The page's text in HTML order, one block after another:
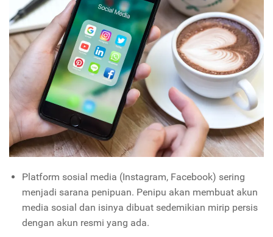
Platform sosial media (Instagram, Facebook) sering
menjadi sarana penipuan. Penipu akan membuat akun
media sosial dan isinya dibuat sedemikian mirip persis
dengan akun resmi yang ada.